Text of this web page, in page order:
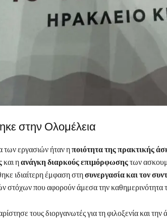
στην Ολομέλεια
των εργασιών ήταν ηποιότητα της πρακτικής
και ηανάγκη διαρκούς επιμόρφωσηςτων
ιδιαίτερη έμφαση στησυνεργασία και τον
στόχων που αφορούν άμεσα την καθημερινότητα
τους διοργανωτές για τη φιλοξενία και την